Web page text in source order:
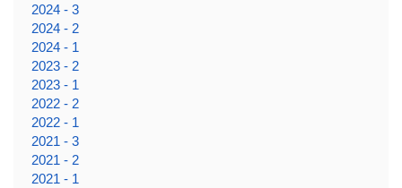
2024 - 3
2024 - 2
2024 - 1
2023 - 2
2023 - 1
2022 - 2
2022 - 1
2021 - 3
2021 - 2
2021 - 1